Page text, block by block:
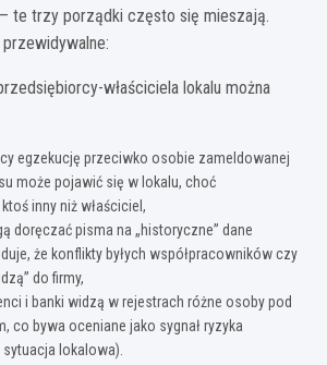
te trzy porządki często się mieszają.
właściciela lokalu można
egzekucję przeciwko osobie zameldowanej
może pojawić się w lokalu, choć
inny niż właściciel,
doręczać pisma na „historyczne” dane
że konflikty byłych współpracowników czy
do firmy,
i banki widzą w rejestrach różne osoby pod
co bywa oceniane jako sygnał ryzyka
lokalowa).